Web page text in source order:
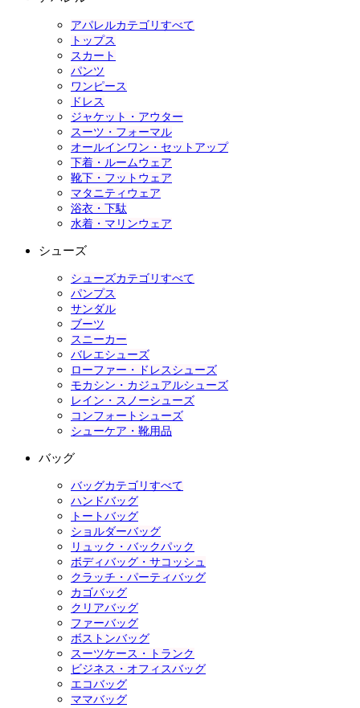
アパレルカテゴリすべて
トップス
スカート
パンツ
ワンピース
ドレス
ジャケット・アウター
スーツ・フォーマル
オールインワン・セットアップ
下着・ルームウェア
靴下・フットウェア
マタニティウェア
浴衣・下駄
水着・マリンウェア
シューズ
シューズカテゴリすべて
パンプス
サンダル
ブーツ
スニーカー
バレエシューズ
ローファー・ドレスシューズ
モカシン・カジュアルシューズ
レイン・スノーシューズ
コンフォートシューズ
シューケア・靴用品
バッグ
バッグカテゴリすべて
ハンドバッグ
トートバッグ
ショルダーバッグ
リュック・バックパック
ボディバッグ・サコッシュ
クラッチ・パーティバッグ
カゴバッグ
クリアバッグ
ファーバッグ
ボストンバッグ
スーツケース・トランク
ビジネス・オフィスバッグ
エコバッグ
ママバッグ